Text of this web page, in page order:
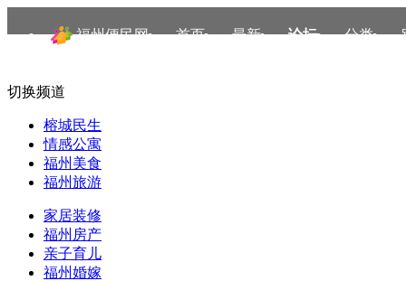
福州便民网 首页 最新 论坛 分类
切换频道
榕城民生
情感公寓
福州美食
福州旅游
家居装修
福州房产
亲子育儿
福州婚嫁